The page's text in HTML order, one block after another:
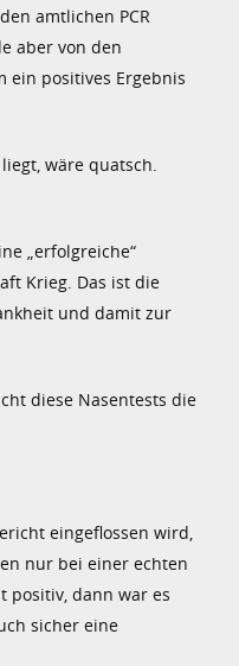
amtlichen PCR
aber von den
ein positives Ergebnis
wäre quatsch.
„erfolgreiche“
Krieg. Das ist die
und damit zur
diese Nasentests die
eingeflossen wird,
nur bei einer echten
positiv, dann war es
sicher eine